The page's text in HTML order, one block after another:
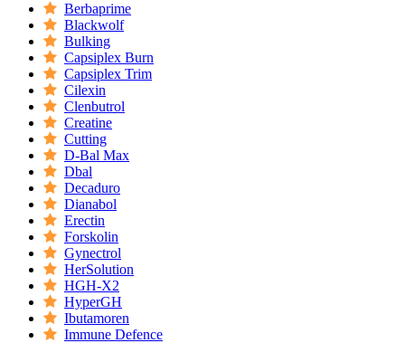
Berbaprime
Blackwolf
Bulking
Capsiplex Burn
Capsiplex Trim
Cilexin
Clenbutrol
Creatine
Cutting
D-Bal Max
Dbal
Decaduro
Dianabol
Erectin
Forskolin
Gynectrol
HerSolution
HGH-X2
HyperGH
Ibutamoren
Immune Defence